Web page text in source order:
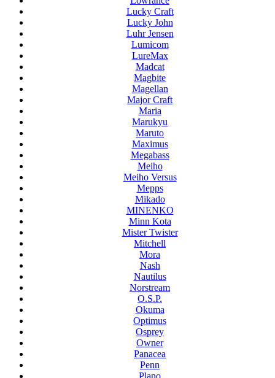
Lucky Craft
Lucky John
Luhr Jensen
Lumicom
LureMax
Madcat
Magbite
Magellan
Major Craft
Maria
Marukyu
Maruto
Maximus
Megabass
Meiho
Meiho Versus
Mepps
Mikado
MINENKO
Minn Kota
Mister Twister
Mitchell
Mora
Nash
Nautilus
Norstream
O.S.P.
Okuma
Optimus
Osprey
Owner
Panacea
Penn